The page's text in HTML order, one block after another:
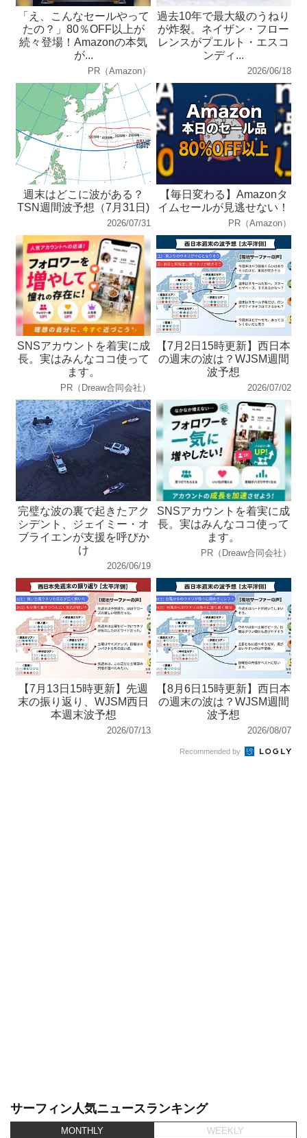
「え、こんなセールやって
たの？」80％OFF以上が
続々登場！Amazonの本気
が...
PR（Amazon）
過去10年で最大級のうねり
が炸裂。ネイザン・フロー
レンスがプエルト・エスコ
ンディ...
2026/06/18
週末はどこに波がある？
TSN週間波予想（7月31日)
2026/07/31
【毎日変わる】Amazonタ
イムセールが見逃せない！
PR（Amazon）
SNSアカウントを着実に成
長。実はみんなココ使って
ます。
PR（Dreaw合同会社）
【7月2日15時更新】西日本
の週末の波は？WJSM週間
波予想
2026/07/02
完璧な波の裏で起きたアク
シデント、ジェイミー・オ
ブライエンが支援を呼びか
け
2026/06/19
SNSアカウントを着実に成
長。実はみんなココ使って
ます。
PR（Dreaw合同会社）
【7月13日15時更新】先週
末の振り返り、WJSM西日
本週末波予想
2026/07/13
【8月6日15時更新】西日本
の週末の波は？WJSM週間
波予想
2026/08/07
Recommended by
サーフィン人気ニュースランキング
MONTHLY WEEKLY